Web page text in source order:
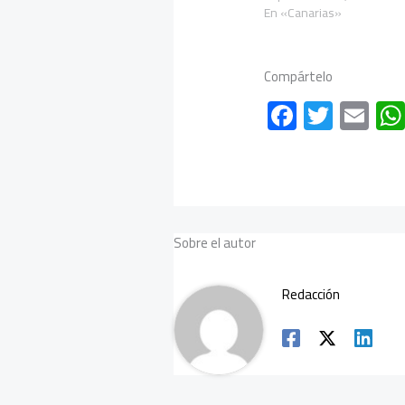
En «Canarias»
Compártelo
F
ac
T
wi
E
m
Sobre el autor
Redacción